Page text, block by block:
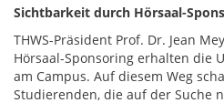
Sichtbarkeit durch Hörsaal-
THWS-Präsident Prof. Dr. Jean
Hörsaal-Sponsoring erhalten die
am Campus. Auf diesem Weg
Studierenden, die auf der Suche